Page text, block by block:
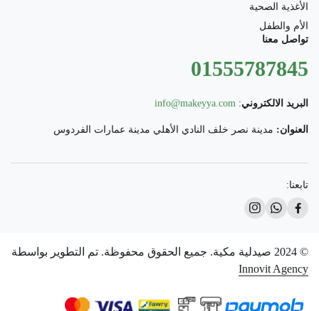
الأغذية الصحية
الأم والطفل
تواصل معنا
01555787845
البريد الالكتروني:
info@makeyya.com
العنوان: مدينة نصر خلف النادي الأهلي مدينة عمارات الفردوس
تابعنا:
© 2024 صيدلية مكية. جميع الحقوق محفوظة. تم التطوير بواسطة
Innovit Agency